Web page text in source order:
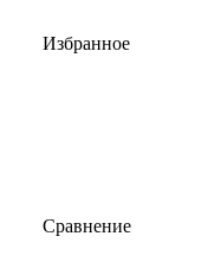
Избранное
Сравнение